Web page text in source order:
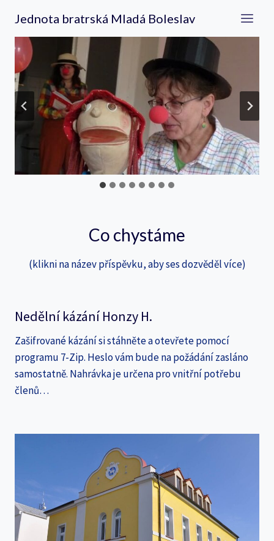
obsah
Jednota bratrská Mladá Boleslav
Co chystáme
(klikni na název příspěvku, aby ses dozvěděl více)
Nedělní kázání Honzy H.
Zašifrované kázání si stáhněte a otevřete pomocí
programu 7-Zip. Heslo vám bude na požádání zasláno
samostatně. Nahrávka je určena pro vnitřní potřebu
členů…